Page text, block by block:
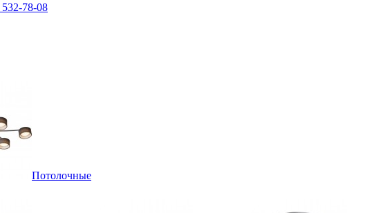
532-78-08
Потолочные